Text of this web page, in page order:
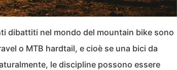
dibattiti nel mondo del mountain bike sono
o MTB hardtail, e cioè se una bici da
le discipline possono essere